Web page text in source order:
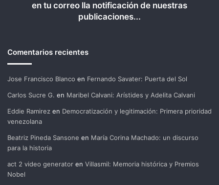
en tu correo lla notificación de nuestras
publicaciones...
Comentarios recientes
Jose Francisco Blanco en Fernando Savater: Puerta del Sol
Carlos Sucre G. en Maribel Calvani: Arístides y Adelita Calvani
Eddie Ramirez en Democratización y legitimación: Primera prioridad
venezolana
Beatriz Pineda Sansone en María Corina Machado: un discurso
para la historia
act 2 video generator en Villasmil: Memoria histórica y Premios
Nobel